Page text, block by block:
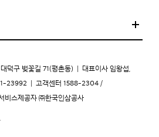
덕구 벚꽃길 71(평촌동) 대표이사 임왕섭,
23992 고객센터 1588-2304 /
비스제공자 ㈜한국인삼공사